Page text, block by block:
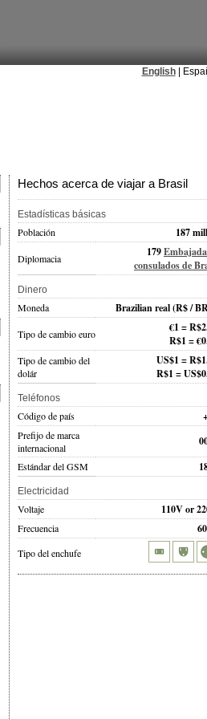
English|
Hechos acerca de viajar a Brasil
Estadísticas básicas
Población 187
Diplomacia 179
consulados de
Dinero
Moneda Brazilian real(R$ /
Tipo de cambio euro
€1 =
R$1 =
Tipo de cambio del
dolár
US$1 =
R$1 =
Teléfonos
Código de país
Prefijo de marca
internacional
Estándar del GSM
Electricidad
Voltaje 110V or
Frecuencia
Tipo del enchufe